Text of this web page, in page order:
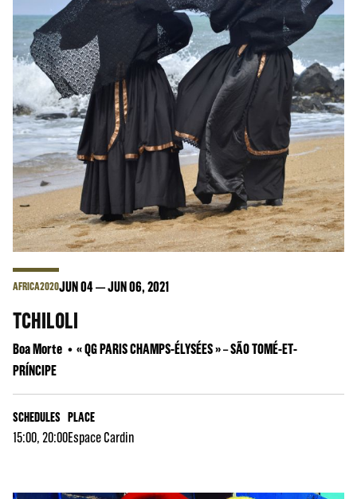
AFRICA2020JUN04 JUN06, 2021
TCHILOLI
Boa Morte
« QG PARIS CHAMPS-ÉLYSÉES » – SÃO TOMÉ-ET-
PRÍNCIPE
SCHEDULES
15:00, 20:00
PLACE
Espace Cardin